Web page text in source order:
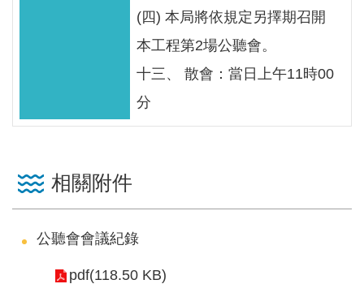
(四) 本局將依規定另擇期召開
本工程第2場公聽會。
十三、 散會：當日上午11時00
分
相關附件
公聽會會議紀錄
pdf(118.50 KB)